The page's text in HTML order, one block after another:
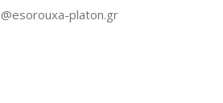
platon.gr